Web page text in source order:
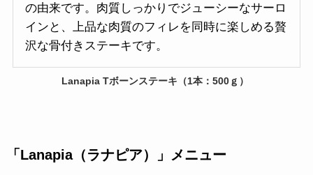
の由来です。肉質しっかりでジューシーなサーロ
インと、上品な肉質のフィレを同時に楽しめる贅
沢な骨付きステーキです。
Lanapia Tボーンステーキ（1本：500ｇ）
「Lanapia（ラナピア）」メニュー